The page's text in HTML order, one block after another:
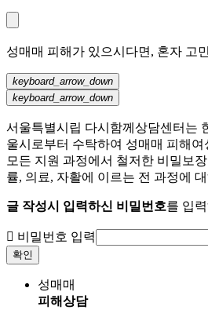
성매매 피해가 있으시다면, 혼자 고
keyboard_arrow_down
keyboard_arrow_down
서울특별시립 다시함께상담센터는
울시로부터 수탁하여 성매매 피해
모든 지원 과정에서 철저한 비밀보
률, 의료, 자활에 이르는 전 과정에
글 작성시 입력하신 비밀번호를 입
 비밀번호 입력
확인
성매매
피해상담